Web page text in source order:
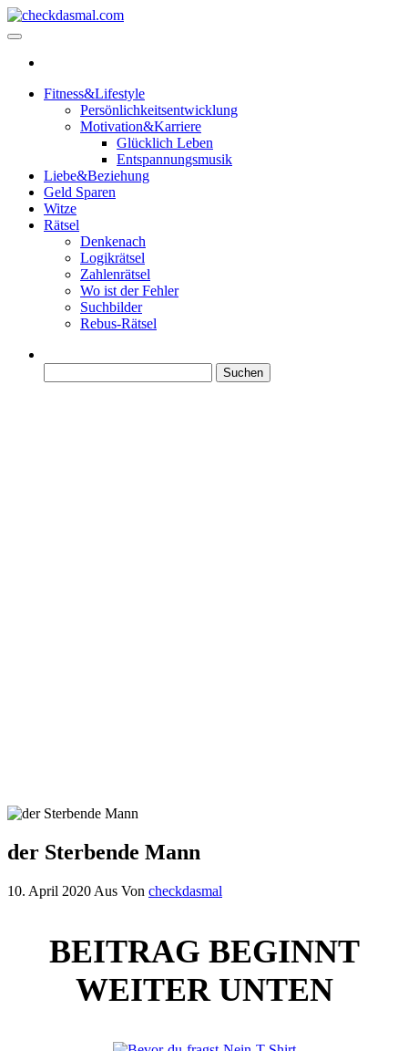
Zum
Inhalt
Fitness&Lifestyle
Persönlichkeitsentwicklung
Motivation&Karriere
Glücklich Leben
Entspannungsmusik
Liebe&Beziehung
Geld Sparen
Witze
Rätsel
Denkenach
Logikrätsel
Zahlenrätsel
Wo ist der Fehler
Suchbilder
Rebus-Rätsel
nach:
der Sterbende Mann
10. April 2020 Aus Von checkdasmal
BEITRAG BEGINNT
WEITER UNTEN